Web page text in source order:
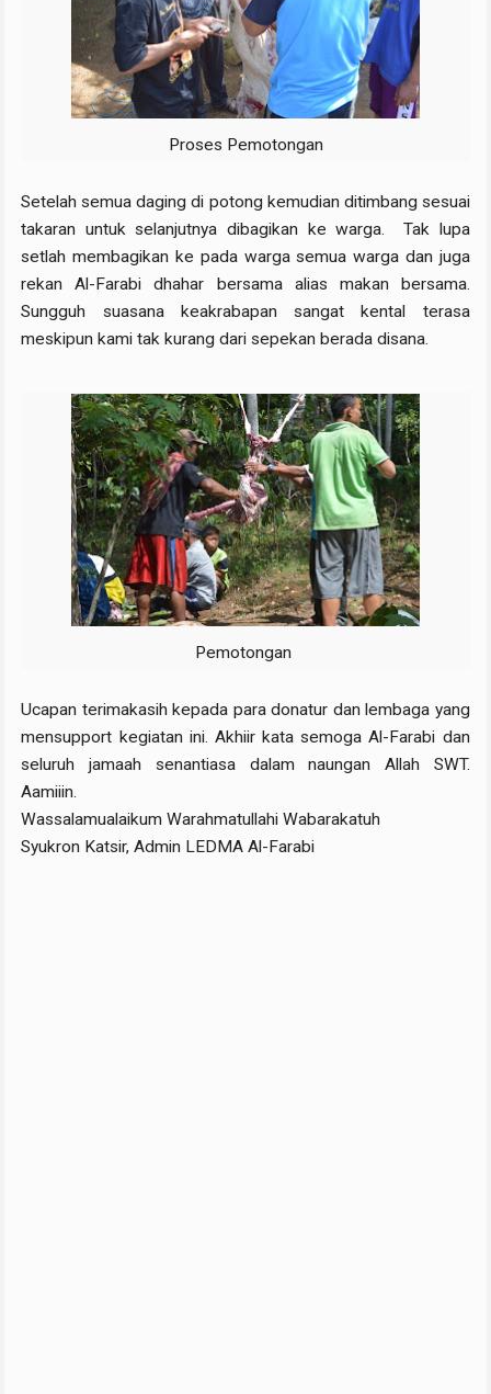
Proses Pemotongan
Setelah semua daging di potong kemudian ditimbang sesuai
takaran untuk selanjutnya dibagikan ke warga. Tak lupa
setlah membagikan ke pada warga semua warga dan juga
rekan Al-Farabi dhahar bersama alias makan bersama.
Sungguh suasana keakrabapan sangat kental terasa
meskipun kami tak kurang dari sepekan berada disana.
Pemotongan
Ucapan terimakasih kepada para donatur dan lembaga yang
mensupport kegiatan ini. Akhiir kata semoga Al-Farabi dan
seluruh jamaah senantiasa dalam naungan Allah SWT.
Aamiiin.
Wassalamualaikum Warahmatullahi Wabarakatuh
Syukron Katsir, Admin LEDMA Al-Farabi